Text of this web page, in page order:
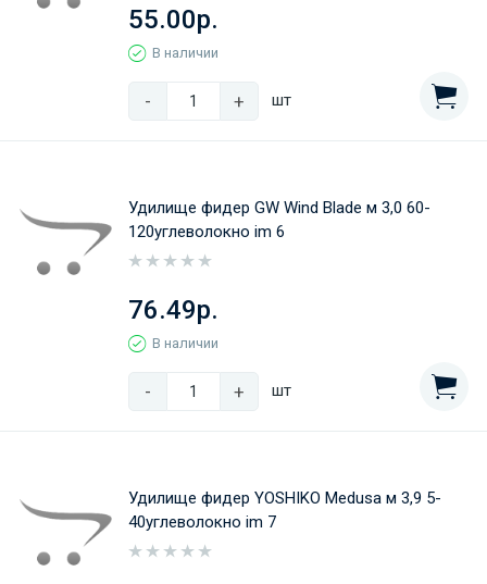
55.00р.
В наличии
- + шт
Удилище фидер GW Wind Blade м 3,0 60-
120углеволокно im 6
76.49р.
В наличии
- + шт
Удилище фидер YOSHIKO Medusa м 3,9 5-
40углеволокно im 7